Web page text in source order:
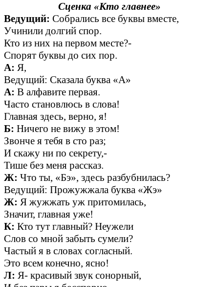
Сценка «Кто главнее»
Ведущий: Собрались все буквы вместе,
Учинили долгий спор.
Кто из них на первом месте?-
Спорят буквы до сих пор.
А: Я,
Ведущий: Сказала буква «А»
А: В алфавите первая.
Часто становлюсь в слова!
Главная здесь, верно, я!
Б: Ничего не вижу в этом!
Звонче я тебя в сто раз;
И скажу ни по секрету,-
Тише без меня рассказ.
Ж: Что ты, «Бэ», здесь разбубнилась?
Ведущий: Прожужжала буква «Жэ»
Ж: Я жужжать уж притомилась,
Значит, главная уже!
К: Кто тут главный? Неужели
Слов со мной забыть сумели?
Частый я в словах согласный.
Это всем конечно, ясно!
Л: Я- красивый звук сонорный,